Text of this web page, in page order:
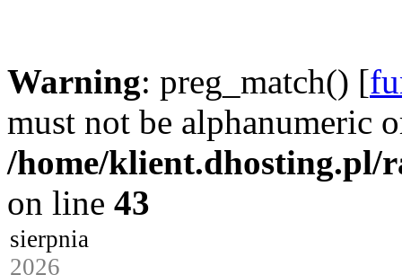
Warning: preg_match() [
must not be alphanumeric
/home/klient.dhosting.pl/
on line 43
sierpnia
2026